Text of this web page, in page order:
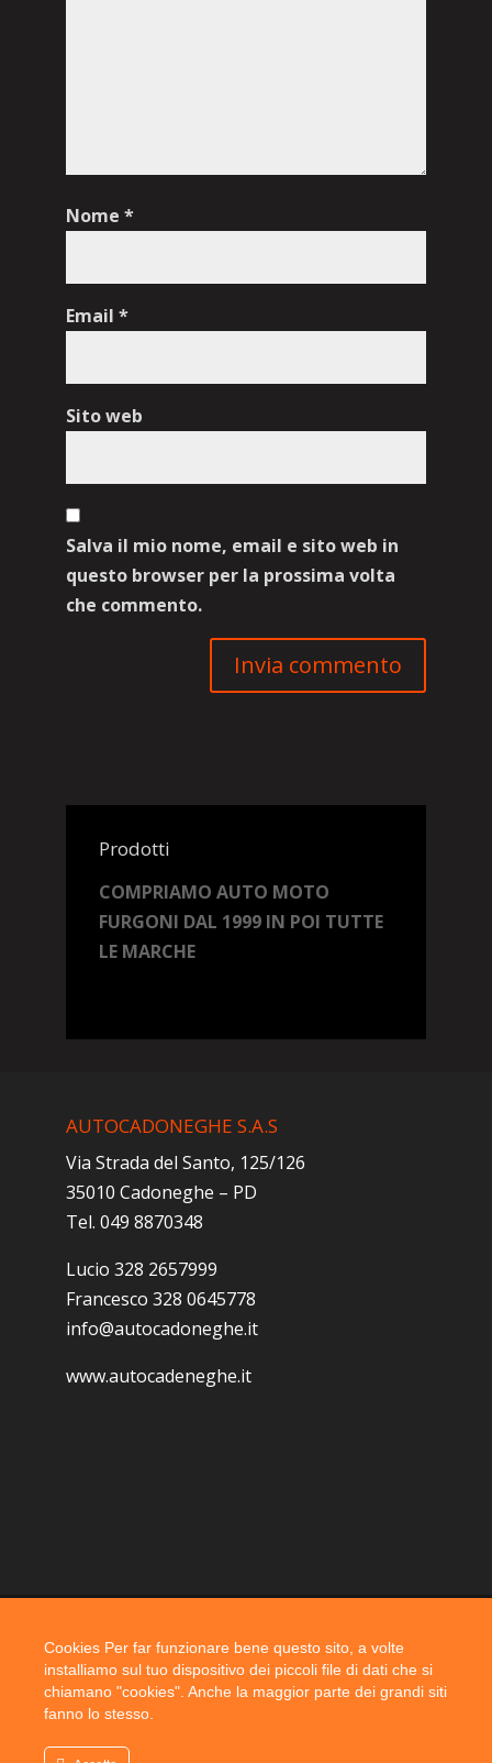
Nome *
Email *
Sito web
Salva il mio nome, email e sito web in
questo browser per la prossima volta
che commento.
Prodotti
COMPRIAMO AUTO MOTO
FURGONI DAL 1999 IN POI TUTTE
LE MARCHE
AUTOCADONEGHE S.A.S
Via Strada del Santo, 125/126
35010 Cadoneghe – PD
Tel. 049 8870348
Lucio 328 2657999
Francesco 328 0645778
info@autocadoneghe.it
www.autocadeneghe.it
Coyright 2019 @ autocadoneghe s.a.s.
Cookies Per far funzionare bene questo sito, a volte
installiamo sul tuo dispositivo dei piccoli file di dati che si
chiamano "cookies". Anche la maggior parte dei grandi siti
fanno lo stesso.